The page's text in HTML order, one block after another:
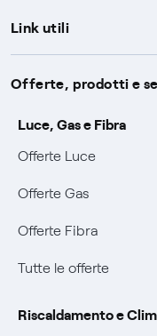
Link utili
Assistenza
Avvisi
SOS luce e gas
Conciliazioni e
Negoziazione
Informazioni Sisma
Servizi
Servizio di
Servizio default di
Tutele graduali
FUI
Collabora con noi
Sponsorizzazioni
Diventa nostro partner
Modulistica e reclami
Trasparenza Tecnica
Offerte, prodotti e
Luce, Gas e Fibra
Offerte Luce
Offerte Gas
Offerte Fibra
Tutte le offerte
Riscaldamento e